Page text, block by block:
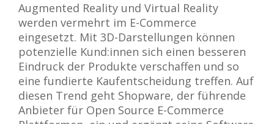
Augmented Reality und Virtual Reality
werden vermehrt im E-Commerce
eingesetzt. Mit 3D-Darstellungen können
potenzielle Kund:innen sich einen besseren
Eindruck der Produkte verschaffen und so
eine fundierte Kaufentscheidung treffen. Auf
diesen Trend geht Shopware, der führende
Anbieter für Open Source E-Commerce